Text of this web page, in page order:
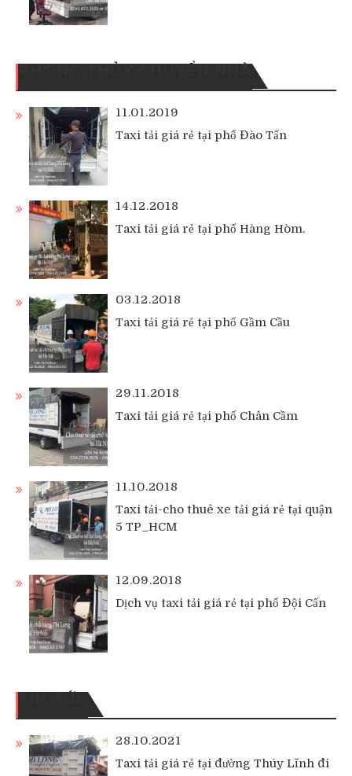
11.01.2019
Taxi tải giá rẻ tại phố Đào Tấn
14.12.2018
Taxi tải giá rẻ tại phố Hàng Hòm.
03.12.2018
Taxi tải giá rẻ tại phố Gầm Cầu
29.11.2018
Taxi tải giá rẻ tại phố Chân Cầm
11.10.2018
Taxi tải-cho thuê xe tải giá rẻ tại quận
5 TP_HCM
12.09.2018
Dịch vụ taxi tải giá rẻ tại phố Đội Cấn
TIN TỨC
28.10.2021
Taxi tải giá rẻ tại đường Thúy Lĩnh đi